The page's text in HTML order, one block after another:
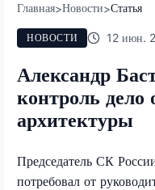
Главная>Новости>Статья
НОВОСТИ 12 июн.
Александр
контроль дело
архитектуры
Председатель СК
потребовал от